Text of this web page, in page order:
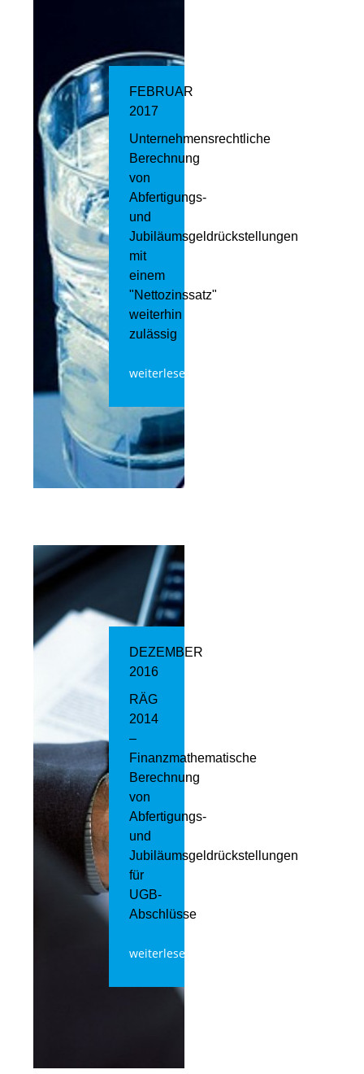
FEBRUAR
2017
Unternehmensrechtliche
Berechnung
von
Abfertigungs-
und
Jubiläumsgeldrückstellungen
mit
einem
"Nettozinssatz"
weiterhin
zulässig
weiterlesen
DEZEMBER
2016
RÄG
2014
–
Finanzmathematische
Berechnung
von
Abfertigungs-
und
Jubiläumsgeldrückstellungen
für
UGB-
Abschlüsse
weiterlesen